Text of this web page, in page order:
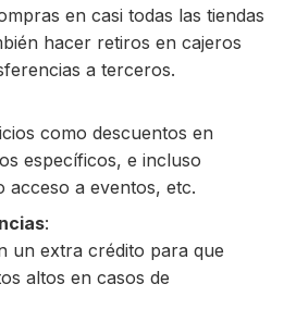
en casi todas las tiendas
hacer retiros en cajeros
a terceros.
como descuentos en
específicos, e incluso
acceso a eventos, etc.
:
un extra crédito para que
altos en casos de